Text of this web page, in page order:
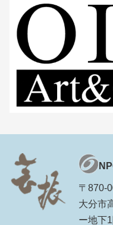
〒870-
大分市
ー地下